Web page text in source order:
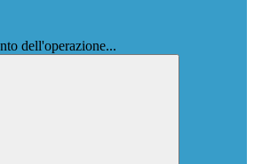
dell'operazione...